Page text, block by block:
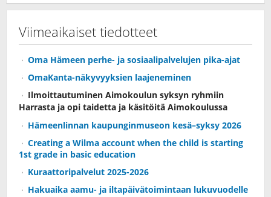
Viimeaikaiset tiedotteet
Oma Hämeen perhe- ja sosiaalipalvelujen pika-ajat
OmaKanta-näkyvyyksien laajeneminen
Ilmoittautuminen Aimokoulun syksyn ryhmiin
Harrasta ja opi taidetta ja käsitöitä Aimokoulussa
Hämeenlinnan kaupunginmuseon kesä–syksy 2026
Creating a Wilma account when the child is starting
1st grade in basic education
Kuraattoripalvelut 2025-2026
Hakuaika aamu- ja iltapäivätoimintaan lukuvuodelle